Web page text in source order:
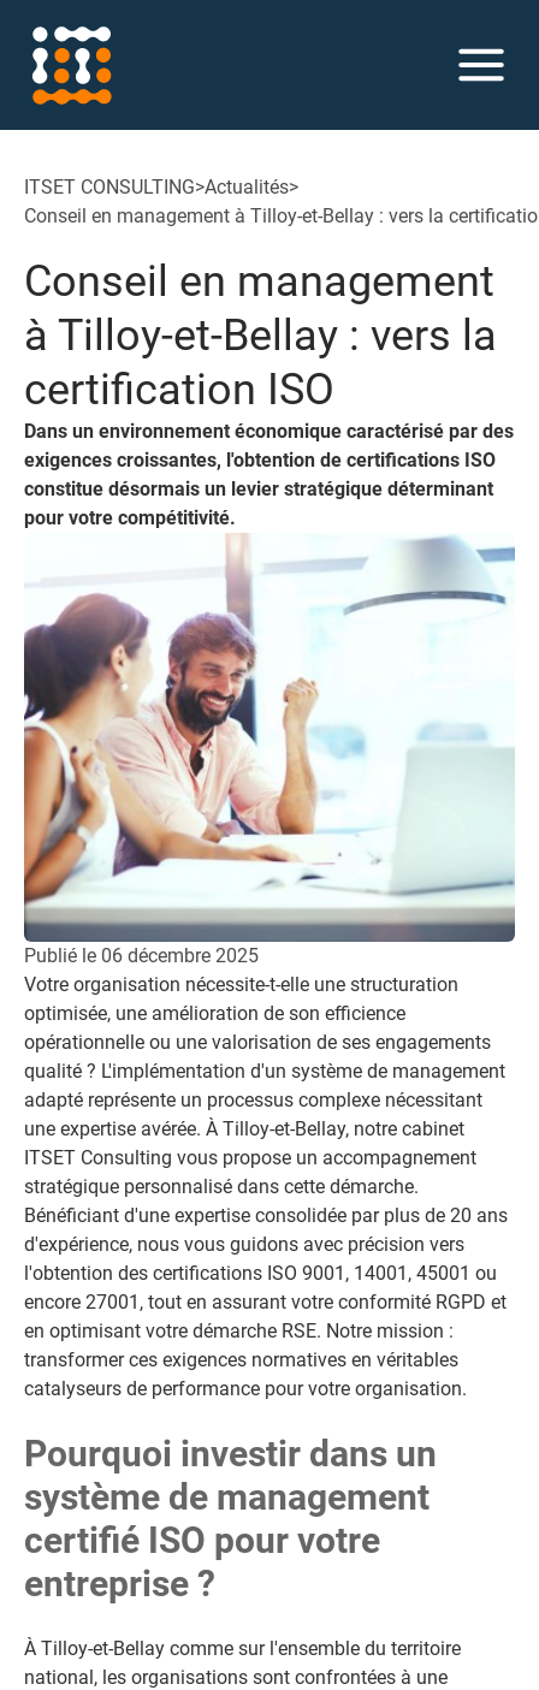
ITSET CONSULTING>Actualités>
Conseil en management à Tilloy-et-Bellay : vers la
Conseil en management
à Tilloy-et-Bellay : vers la
certification ISO
Dans un environnement économique caractérisé par des
exigences croissantes, l'obtention de certifications ISO
constitue désormais un levier stratégique déterminant
pour votre compétitivité.
Publié le 06 décembre 2025
Votre organisation nécessite-t-elle une structuration
optimisée, une amélioration de son efficience
opérationnelle ou une valorisation de ses engagements
qualité ? L'implémentation d'un système de management
adapté représente un processus complexe nécessitant
une expertise avérée. À Tilloy-et-Bellay, notre cabinet
ITSET Consulting vous propose un accompagnement
stratégique personnalisé dans cette démarche.
Bénéficiant d'une expertise consolidée par plus de 20 ans
d'expérience, nous vous guidons avec précision vers
l'obtention des certifications ISO 9001, 14001, 45001 ou
encore 27001, tout en assurant votre conformité RGPD et
en optimisant votre démarche RSE. Notre mission :
transformer ces exigences normatives en véritables
catalyseurs de performance pour votre organisation.
Pourquoi investir dans un
système de management
certifié ISO pour votre
entreprise ?
À Tilloy-et-Bellay comme sur l'ensemble du territoire
national, les organisations sont confrontées à une